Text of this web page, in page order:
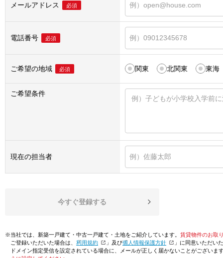
メールアドレス 必須
電話番号 必須
ご希望の地域 必須 関東 北関東 東海
ご希望条件
現在の担当者
今すぐ登録する
※当社では、新築一戸建て・中古一戸建て・土地をご紹介しています。 賃貸物件のお取
ご登録いただいた場合は、「利用規約 」及び「個人情報保護方針
」に同意いただい
ドメイン指定受信を設定されている場合に、メールが正しく届かないことがございま